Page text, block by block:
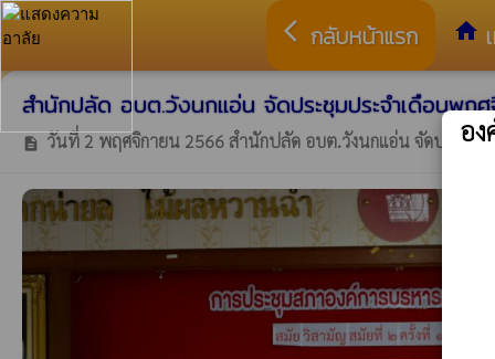
arrow_back_ios กลับหน้าแรก home
สำนักปลัด อบต.วังนกแอ่น จัดประชุมประจำเดือนพฤ
description วันที่ 2 พฤศจิกายน 2566 สำนักปลัด อบต.วังนกแอ่น จัดประชุม
อ